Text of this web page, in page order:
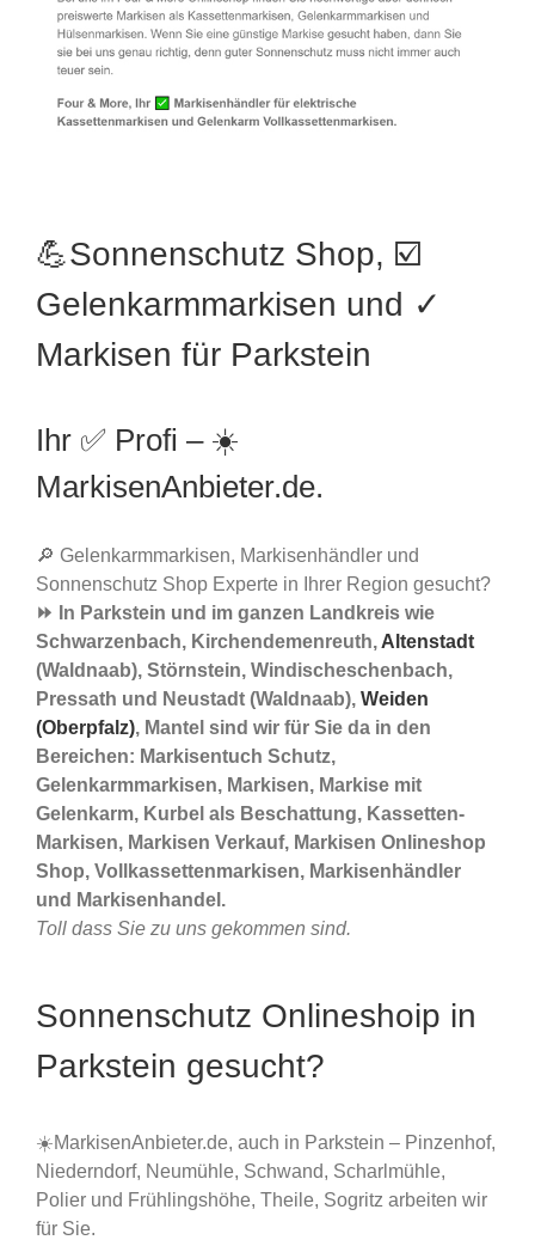
💪Sonnenschutz Shop, ☑️
Gelenkarmmarkisen und ✓
Markisen für Parkstein
Ihr ✅ Profi – ☀️
MarkisenAnbieter.de.
🔎 Gelenkarmmarkisen, Markisenhändler und
Sonnenschutz Shop Experte in Ihrer Region gesucht?
⏩ In Parkstein und im ganzen Landkreis wie
Schwarzenbach, Kirchendemenreuth, Altenstadt
(Waldnaab), Störnstein, Windischeschenbach,
Pressath und Neustadt (Waldnaab), Weiden
(Oberpfalz), Mantel sind wir für Sie da in den
Bereichen: Markisentuch Schutz,
Gelenkarmmarkisen, Markisen, Markise mit
Gelenkarm, Kurbel als Beschattung, Kassetten-
Markisen, Markisen Verkauf, Markisen Onlineshop
Shop, Vollkassettenmarkisen, Markisenhändler
und Markisenhandel.
Toll dass Sie zu uns gekommen sind.
Sonnenschutz Onlineshoip in
Parkstein gesucht?
☀️MarkisenAnbieter.de, auch in Parkstein – Pinzenhof,
Niederndorf, Neumühle, Schwand, Scharlmühle,
Polier und Frühlingshöhe, Theile, Sogritz arbeiten wir
für Sie.